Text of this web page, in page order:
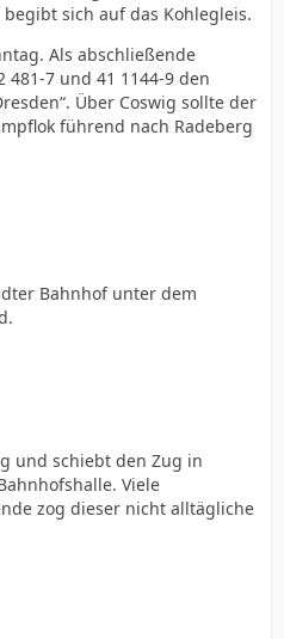
sich auf das Kohlegleis.
Als abschließende
7 und 41 1144-9 den
Über Coswig sollte der
führend nach Radeberg
Bahnhof unter dem
und schiebt den Zug in
Viele
zog dieser nicht alltägliche